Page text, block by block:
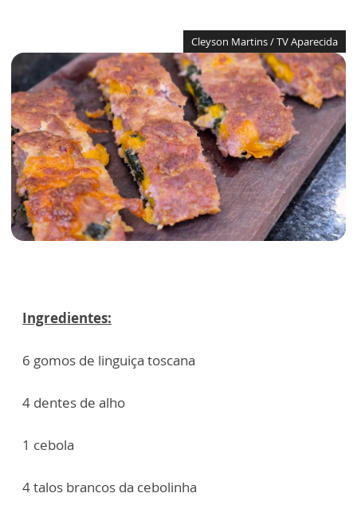
Cleyson Martins / TV Aparecida
Ingredientes:
6 gomos de linguiça toscana
4 dentes de alho
1 cebola
4 talos brancos da cebolinha